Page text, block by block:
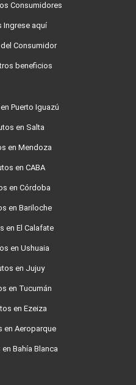
Consumidores
Ingrese aquí
Consumidor
beneficios
Puerto Iguazú
en Salta
en Mendoza
en CABA
en Córdoba
en Bariloche
en El Calafate
en Ushuaia
en Jujuy
en Tucumán
en Ezeiza
en Aeroparque
Bahía Blanca